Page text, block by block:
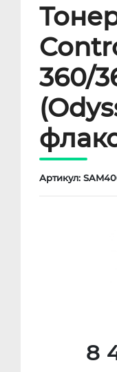
360/
Артикул:
8